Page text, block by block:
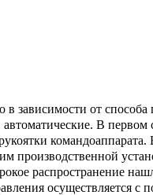
в зависимости от
В первом
производственной
распространение
осуще­ствляется